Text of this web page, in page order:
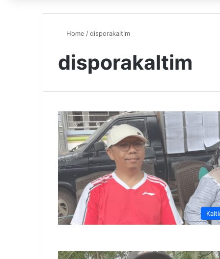
Home /disporakaltim
disporakaltim